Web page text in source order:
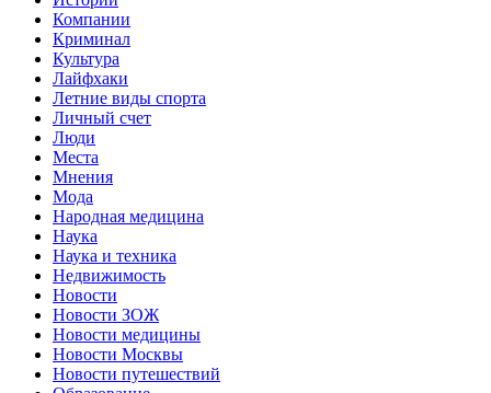
Компании
Криминал
Культура
Лайфхаки
Летние виды спорта
Личный счет
Люди
Места
Мнения
Мода
Народная медицина
Наука
Наука и техника
Недвижимость
Новости
Новости ЗОЖ
Новости медицины
Новости Москвы
Новости путешествий